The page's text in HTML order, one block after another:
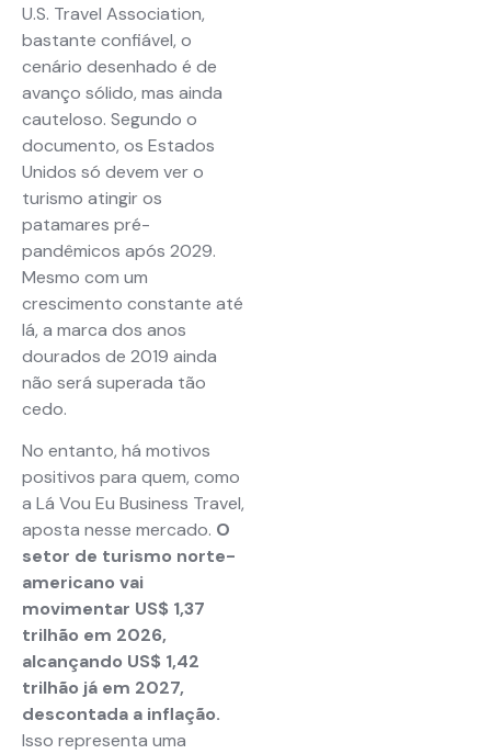
U.S. Travel Association,
bastante confiável, o
cenário desenhado é de
avanço sólido, mas ainda
cauteloso. Segundo o
documento, os Estados
Unidos só devem ver o
turismo atingir os
patamares pré-
pandêmicos após 2029.
Mesmo com um
crescimento constante até
lá, a marca dos anos
dourados de 2019 ainda
não será superada tão
cedo.
No entanto, há motivos
positivos para quem, como
a Lá Vou Eu Business Travel,
aposta nesse mercado. O
setor de turismo norte-
americano vai
movimentar US$ 1,37
trilhão em 2026,
alcançando US$ 1,42
trilhão já em 2027,
descontada a inflação.
Isso representa uma